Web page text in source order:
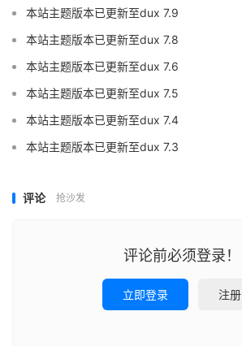
本站主题版本已更新至dux 7.9
本站主题版本已更新至dux 7.8
本站主题版本已更新至dux 7.6
本站主题版本已更新至dux 7.5
本站主题版本已更新至dux 7.4
本站主题版本已更新至dux 7.3
评论 抢沙发
评论前必须登录！
立即登录 注册